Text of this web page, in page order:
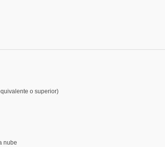
o superior)
nube